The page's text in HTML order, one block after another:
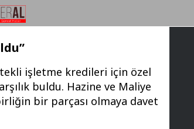
işletme kredileri için özel
buldu. Hazine ve Maliye
bir parçası olmaya davet